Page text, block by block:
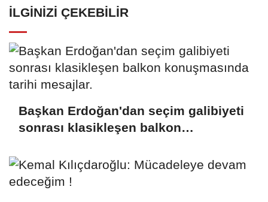
İLGINIZI ÇEKEBILIR
Başkan Erdoğan'dan seçim galibiyeti
sonrası klasikleşen balkon